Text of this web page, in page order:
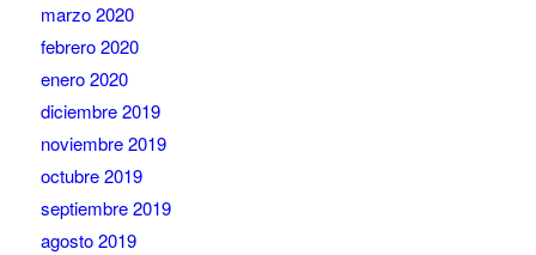
marzo 2020
febrero 2020
enero 2020
diciembre 2019
noviembre 2019
octubre 2019
septiembre 2019
agosto 2019